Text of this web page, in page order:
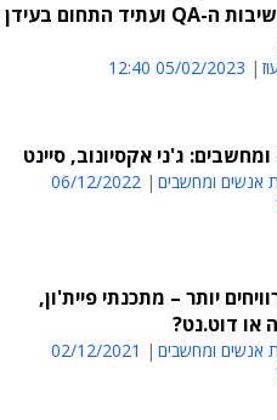
על חשיבות ה-QA ועתיד התחום בעידן
05/02/2023 12:40
ג'ני אקסיונוב, סיינט
אנשים ומחשבים
06/12/2022
יותר – מתכנתי פיית'ון,
או דוט.נט?
אנשים ומחשבים
02/12/2021